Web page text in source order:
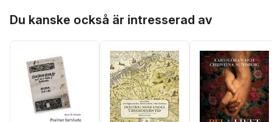
Du kanske också är intresserad av